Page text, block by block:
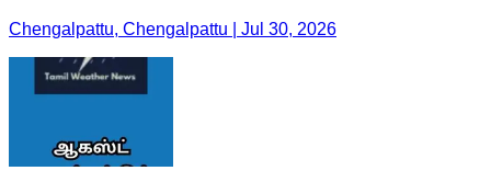
Chengalpattu, Chengalpattu | Jul 30, 2026